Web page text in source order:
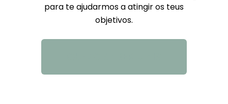
para te ajudarmos a atingir os teus
objetivos.